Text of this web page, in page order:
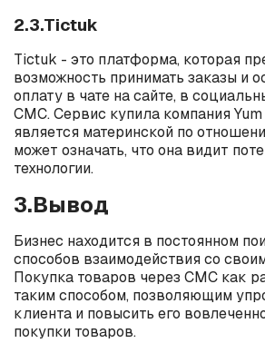
2.3.Tictuk
Tictuk - это платформа, которая
возможность принимать заказы и
оплату в чате на сайте, в
СМС. Сервис купила компания Yum
является материнской по
может означать, что она видит
технологии.
3.Вывод
Бизнес находится в постоянном
способов взаимодействия со
Покупка товаров через СМС как
таким способом, позволяющим
клиента и повысить его
покупки товаров.